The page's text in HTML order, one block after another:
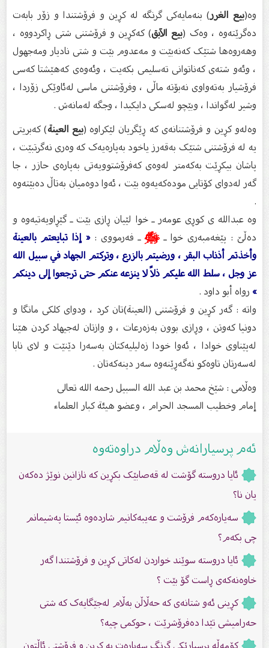
وە(بيع الغرر) بنەمایەکی گرنگە لە کڕین و فرۆشتندا و زۆر بابەت
دەگرێتەوە ، وەک (بيع الآبق) کەکڕین و فرۆشتنی شتی ڕاکردووە ،
وهەروەها شتێک کەنەبێت و مەعدوم بێت و شتی نادیار ومەجهول
، وئەو شتەی کەناتوانی تەسلیمی بکەیت ، وئەوەی کەهێشتا کەسی
فرۆشیار بەتەواوی نەبۆتە ماڵی ، وفرۆشتنی ماسی لەئاوێکی زۆردا ،
وشیر لەگواندا ، وبێچو لەسکی دایکیدا ، وجگە لەمانەش .
وەلەو کڕین و فرۆشتنانەی کە ڕێگریان لێکراوە (بيع العينة) کەبریتی
یە لە فرۆشتنی شتێک بەقەرز یاخود بەپارەیەک کە وەری نەگرتبێت ،
پاشان بیکڕێت بەکەمتر لەوەی کەفرۆشتوویەتی بەپارەی حازر ، جا
گەر لەدوای کۆتایی مودەکەیەوە بێت ، ئەوا دوەمیان بەتاڵ دەبێتەوە
وە عبدالله ی کوڕی عومەر ـ خوا لێیان ڕازی بێت ـ گێڕاویەتیەوە و
دەڵێ : پێغەمبەری خوا ـ ﷺـ فەرمووی : « إذا تبايعتم بالعينة
وأخذتم أذناب البقر ، ورضيتم بالزرع ، وتركتم الجهاد في سبيل الله
عز وجل ، سلط الله عليكم ذلاً لا ينزعه عنكم حتى ترجعوا إلى دينكم
رواه أبو داود .
واتە : گەر کڕین و فرۆشتنی (العينة)تان کرد ، ودوای کلکی مانگا و
دونیا کەوتن ، وڕازی بوون بەزەرعات ، و وازتان لەجیهاد کردن هێنا
لەپێناوی خوادا ، ئەوا خودا زەلیلیەکتان بەسەرا دێنێت و لای نابا
لەسەرتان تاوەکو نەگەڕێنەوە سەر دینەکەتان .
وەڵامى : شێخ محمد بن عبد الله السبيل رحمه الله تعالى
إمام وخطيب المسجد الحرام ، وعضو هيئة كبار العلماء
ئەم پرسیارانەش وەڵام دراوەتەوە
ئایا دروستە گۆشت لە قەصابێک بکڕین کە نازانین نوێژ دەکەن
یان نا؟
سەیارەکەم فرۆشت و عەیبەکانیم شاردەوە ئێستا پەشیمانم
چی بکەم؟
ئایا دروستە سوێند خواردن لەکاتی کڕین و فرۆشتندا گەر
خاوەنەکەی ڕاست گۆ بێت ؟
کڕینی ئەو شتانەی کە حەڵاڵن بەڵام لەجێگایەک کە شتی
حەرامیشی تێدا دەفرۆشرێت ، حوکمی چیە؟